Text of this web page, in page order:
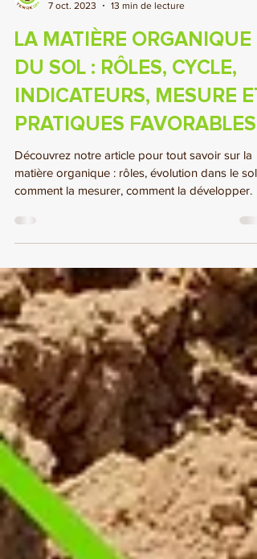
TERREOM
13 min de lecture
LA MATIÈRE ORGANIQUE
DU SOL : RÔLES, CYCLE,
PRATIQUES FAVORABLES
matière organique : rôles, évolution dans le sol,